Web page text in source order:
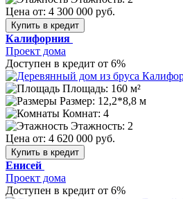
Цена от: 4 300 000 руб.
Купить в кредит
Калифорния
Проект дома
Доступен в кредит от 6%
Площадь: 160 м²
Размер: 12,2*8,8 м
Комнат: 4
Этажность: 2
Цена от: 4 620 000 руб.
Купить в кредит
Енисей
Проект дома
Доступен в кредит от 6%